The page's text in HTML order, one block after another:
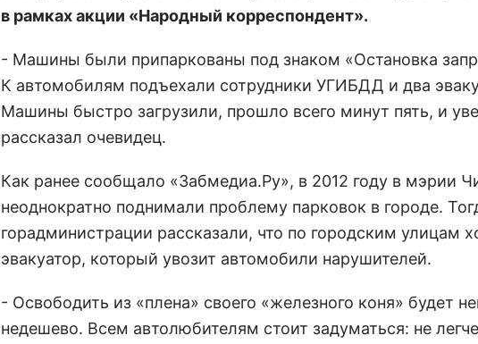
в рамках акции «Народный корреспондент».
- Машины были припаркованы под знаком «Остановка
К автомобилям подъехали сотрудники УГИБДД и два
Машины быстро загрузили, прошло всего минут пять, и
рассказал очевидец.
Как ранее сообщало «Забмедиа.Ру», в 2012 году в мэрии
неоднократно поднимали проблему парковок в городе.
горадминистрации рассказали, что по городским улицам
эвакуатор, который увозит автомобили нарушителей.
- Освободить из «плена» своего «железного коня» будет
недешево. Всем автолюбителям стоит задуматься: не